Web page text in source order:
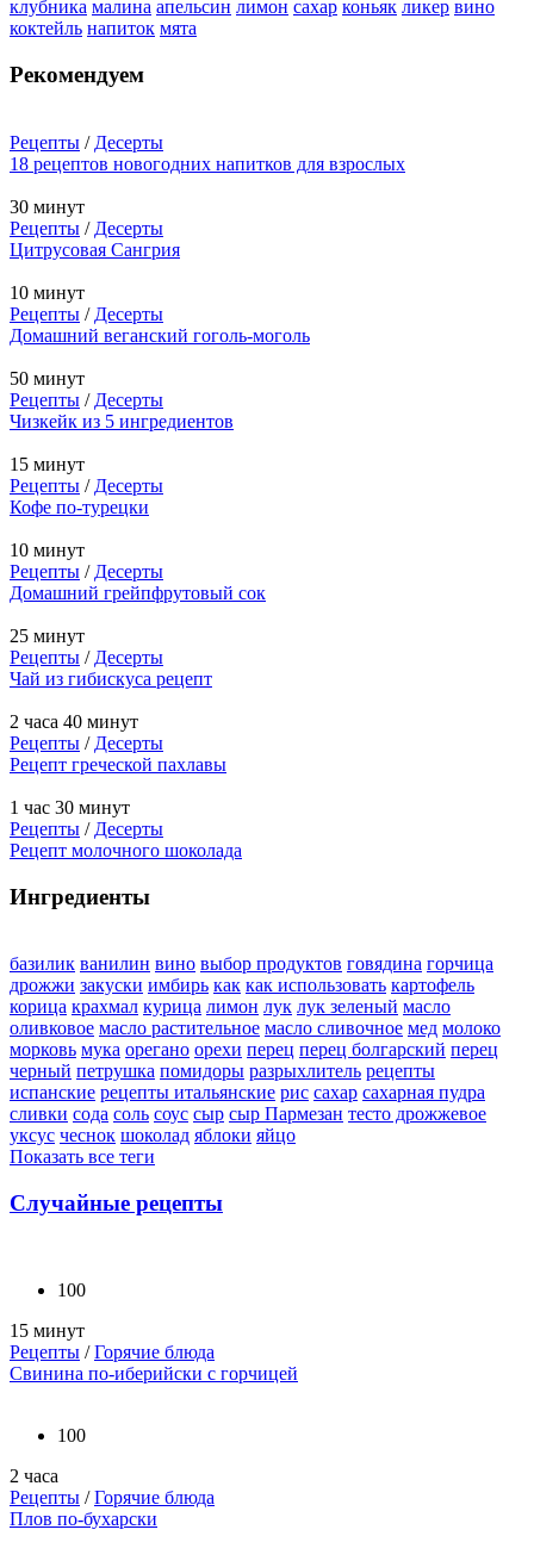
клубника малина апельсин лимон сахар коньяк ликер вино
коктейль напиток мята
Рекомендуем
Рецепты / Десерты
18 рецептов новогодних напитков для взрослых
30 минут
Рецепты / Десерты
Цитрусовая Сангрия
10 минут
Рецепты / Десерты
Домашний веганский гоголь-моголь
50 минут
Рецепты / Десерты
Чизкейк из 5 ингредиентов
15 минут
Рецепты / Десерты
Кофе по-турецки
10 минут
Рецепты / Десерты
Домашний грейпфрутовый сок
25 минут
Рецепты / Десерты
Чай из гибискуса рецепт
2 часа 40 минут
Рецепты / Десерты
Рецепт греческой пахлавы
1 час 30 минут
Рецепты / Десерты
Рецепт молочного шоколада
Ингредиенты
базилик ванилин вино выбор продуктов говядина горчица
дрожжи закуски имбирь как как использовать картофель
корица крахмал курица лимон лук лук зеленый масло
оливковое масло растительное масло сливочное мед молоко
морковь мука орегано орехи перец перец болгарский перец
черный петрушка помидоры разрыхлитель рецепты
испанские рецепты итальянские рис сахар сахарная пудра
сливки сода соль соус сыр сыр Пармезан тесто дрожжевое
уксус чеснок шоколад яблоки яйцо
Показать все теги
Случайные рецепты
100
15 минут
Рецепты /Горячие блюда
Свинина по-иберийски с горчицей
100
2 часа
Рецепты /Горячие блюда
Плов по-бухарски